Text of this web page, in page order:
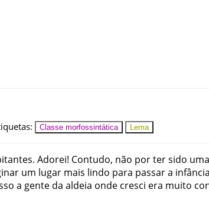
: Classe morfossintática Lema
. Adorei! Contudo, não portersido uma
um lugar mais lindo para passara infância
a gente da aldeia onde cresci era muito